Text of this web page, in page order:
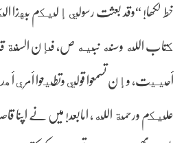
خط لکھا! “وقد بعثت رسولي إليكم بهذا
كتاب الله وسنه نبيه ص، فإن السنة
أحييت، وإن تسمعوا قولي وتطيعوا أمري
عليكم ورحمة الله، امابعد! میں نے اپنا